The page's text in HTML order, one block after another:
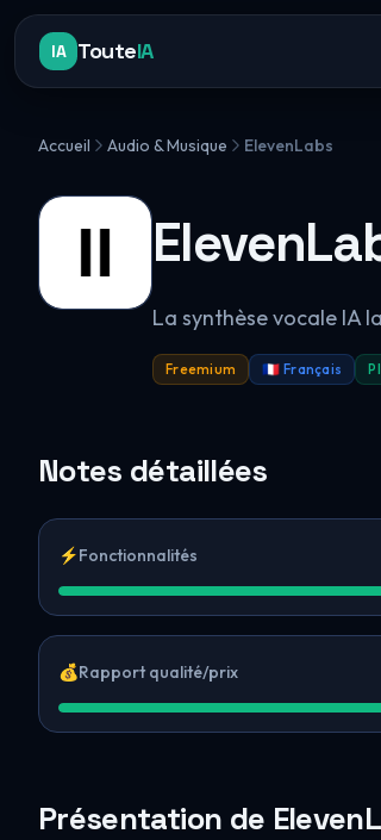
IA TouteIA
Accueil Audio & Musique ElevenLabs
La synthèse vocale IA
Freemium 🇫🇷 Français
Notes détaillées
⚡Fonctionnalités
💰Rapport qualité/prix
Présentation de